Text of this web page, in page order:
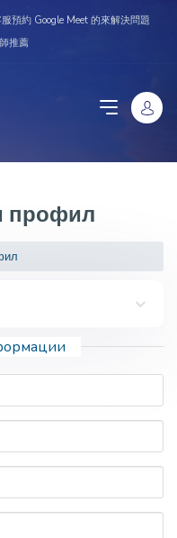
預約 Google Meet 的來解決問題
推薦
профил